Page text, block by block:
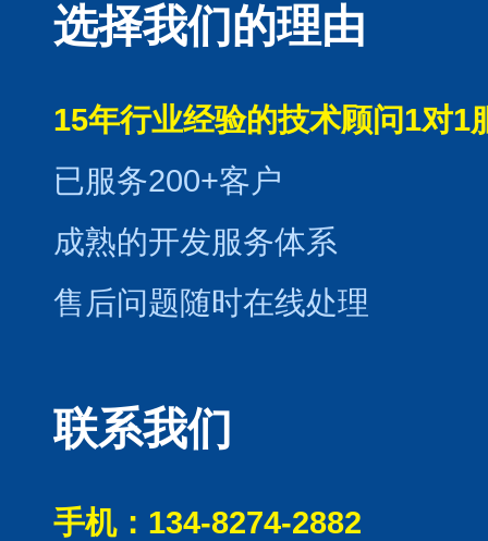
选择我们的理由
15年行业经验的技术顾问1对1
已服务200+客户
成熟的开发服务体系
售后问题随时在线处理
联系我们
手机：134-8274-2882